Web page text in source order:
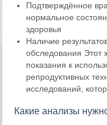
Подтверждённое
нормальное
здоровья
Наличие
обследования Этот
показания к
репродуктивных
исследований,
Какие анализы